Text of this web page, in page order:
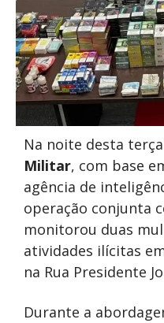
Na noite desta
Militar, com base
agência de
operação conjunta
monitorou duas
atividades ilícitas
na Rua Presidente
Durante a